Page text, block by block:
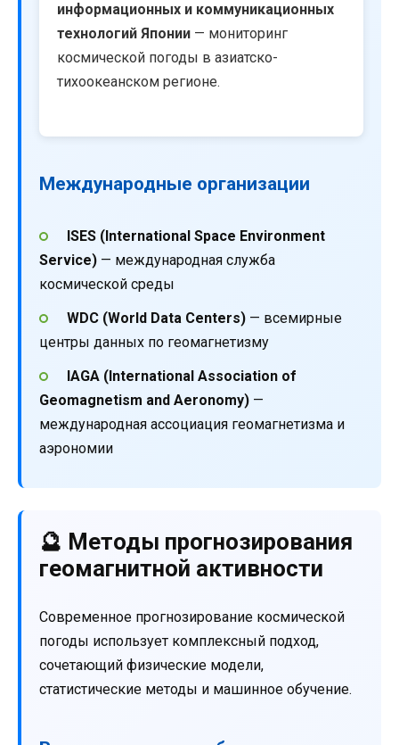
информационных и коммуникационных
технологий Японии — мониторинг
космической погоды в азиатско-
тихоокеанском регионе.
Международные организации
ISES (International Space Environment
Service) — международная служба
космической среды
WDC (World Data Centers)— всемирные
центры данных по геомагнетизму
IAGA (International Association of
Geomagnetism and Aeronomy) —
международная ассоциация геомагнетизма и
аэрономии
🔮 Методы прогнозирования
геомагнитной активности
Современное прогнозирование космической
погоды использует комплексный подход,
сочетающий физические модели,
статистические методы и машинное обучение.